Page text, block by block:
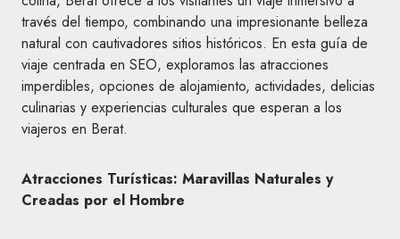
través del tiempo, combinando una impresionante belleza
natural con cautivadores sitios históricos. En esta guía de
viaje centrada en SEO, exploramos las atracciones
imperdibles, opciones de alojamiento, actividades, delicias
culinarias y experiencias culturales que esperan a los
viajeros en Berat.
Atracciones Turísticas: Maravillas Naturales y
Creadas por el Hombre